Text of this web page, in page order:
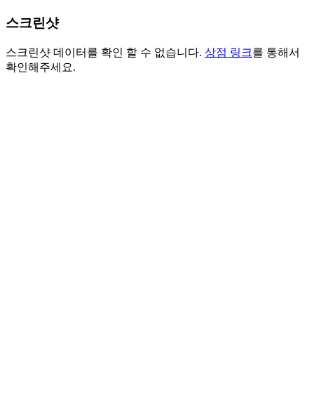
스크린샷
스크린샷 데이터를 확인 할 수 없습니다. 상점 링크를 통해서
확인해주세요.